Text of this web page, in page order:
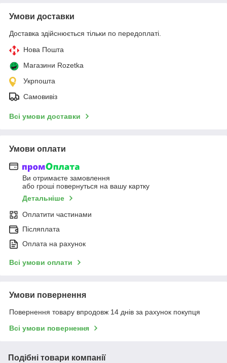
Умови доставки
Доставка здійснюється тільки по передоплаті.
Нова Пошта
Магазини Rozetka
Укрпошта
Самовивіз
Всі умови доставки
Умови оплати
Ви отримаєте замовлення
або гроші повернуться на вашу картку
Детальніше
Оплатити частинами
Післяплата
Оплата на рахунок
Всі умови оплати
Умови повернення
Повернення товару впродовж 14 днів за рахунок покупця
Всі умови повернення
Подібні товари компанії